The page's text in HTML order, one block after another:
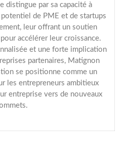
distingue par sa capacité à
de PME et de startups
leur offrant un soutien
accélérer leur croissance.
et une forte implication
partenaires, Matignon
se positionne comme un
les entrepreneurs ambitieux
entreprise vers de nouveaux